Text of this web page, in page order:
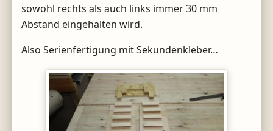
sowohl rechts als auch links immer 30 mm
Abstand eingehalten wird.
Also Serienfertigung mit Sekundenkleber…